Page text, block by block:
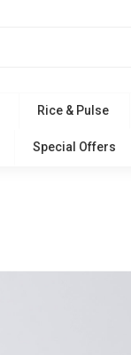
Rice & Pulse
Special Offers